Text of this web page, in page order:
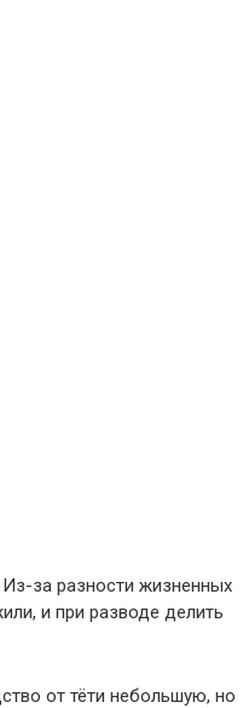
за разности жизненных
и при разводе делить
от тёти небольшую, но